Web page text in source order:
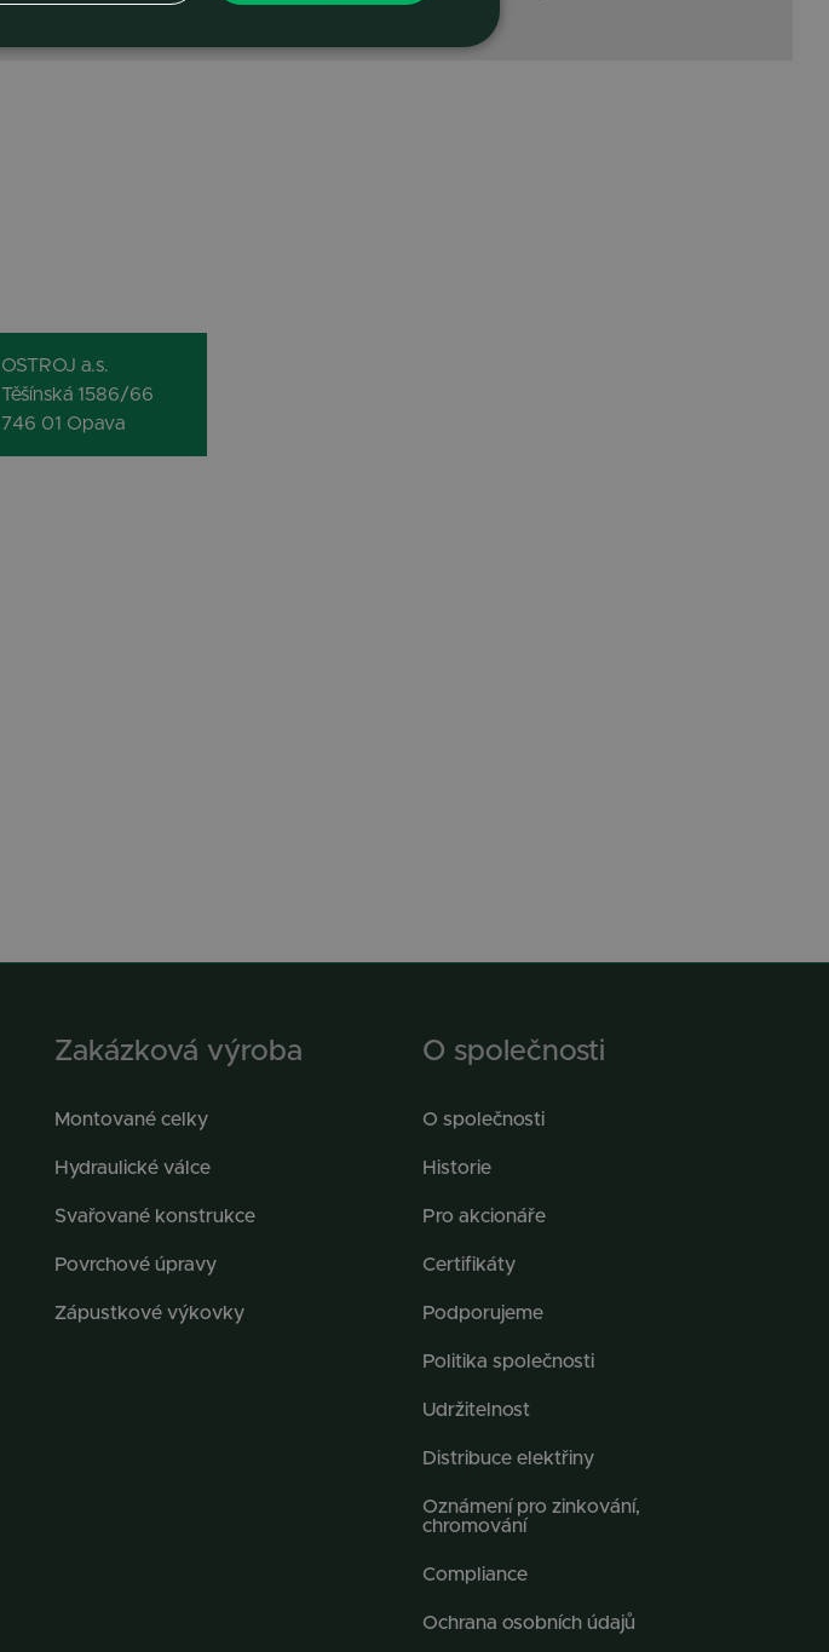
OSTROJ a.s.
Těšínská 1586/66
746 01 Opava
Zakázková výroba
Montované celky
Hydraulické válce
Svařované konstrukce
Povrchové úpravy
Zápustkové výkovky
O společnosti
O společnosti
Historie
Pro akcionáře
Certifikáty
Podporujeme
Politika společnosti
Udržitelnost
Distribuce elektřiny
Oznámení pro zinkování,
chromování
Compliance
Ochrana osobních údajů